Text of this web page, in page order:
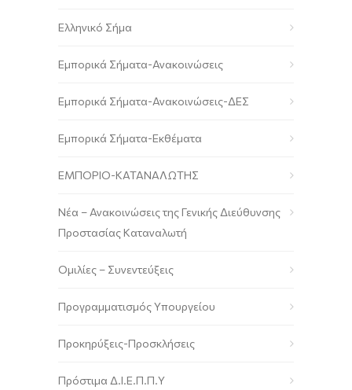
Ελληνικό Σήμα
Εμπορικά Σήματα-Ανακοινώσεις
Εμπορικά Σήματα-Ανακοινώσεις-ΔΕΣ
Εμπορικά Σήματα-Εκθέματα
ΕΜΠΟΡΙΟ-ΚΑΤΑΝΑΛΩΤΗΣ
Νέα – Ανακοινώσεις της Γενικής Διεύθυνσης
Προστασίας Καταναλωτή
Ομιλίες – Συνεντεύξεις
Προγραμματισμός Υπουργείου
Προκηρύξεις-Προσκλήσεις
Πρόστιμα Δ.Ι.Ε.Π.Π.Υ